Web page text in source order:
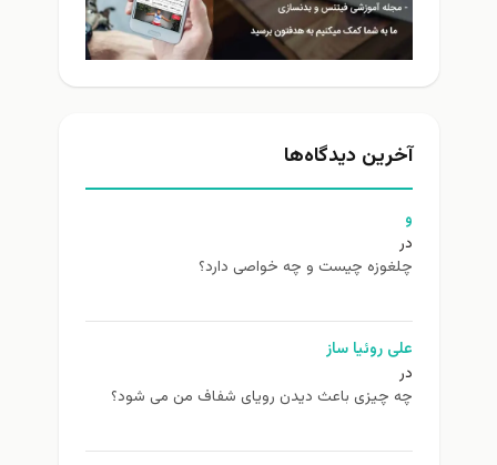
آخرین دیدگاه‌ها
و
در
چلغوزه چیست و چه خواصی دارد؟
علی روئیا ساز
در
چه چیزی باعث دیدن رویای شفاف من می شود؟